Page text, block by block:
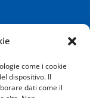
come i cookie
dispositivo. Il
dati come il